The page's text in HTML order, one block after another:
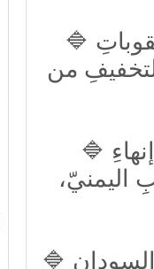
🔷 نثمنُ قرار الولاياتِ المتحدةِ الأمريكيةِ برفعِ العقوباتِ
من
🔷 يؤكدُ العراقُ وقوفَهُ مع وحدةِ اليمنِ وسيادتِه، وإنهاءِ
اليمنيّ،
🔷 يشدّدُ العراقُ على ضرورةِ الحفاظِ على وحدة السودان